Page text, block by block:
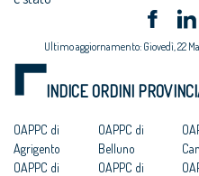
Ultimo aggiornamento: Giovedì, 22
INDICE ORDINI
OAPPC di
Agrigento
OAPPC di
OAPPC di
Belluno
OAPPC di